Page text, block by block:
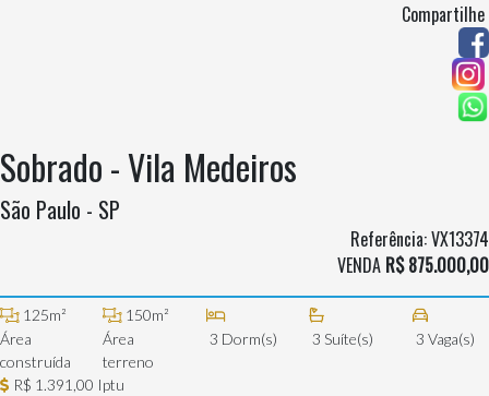
Compartilhe
Sobrado - Vila Medeiros
São Paulo - SP
Referência: VX13374
VENDA R$ 875.000,00
125m²
Área
construída
150m²
Área
terreno
3 Dorm(s) 3 Suíte(s) 3 Vaga(s)
R$ 1.391,00 Iptu